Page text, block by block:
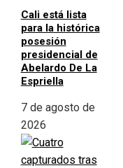
Cali está lista
para la histórica
posesión
presidencial de
Abelardo De La
Espriella
7 de agosto de
2026